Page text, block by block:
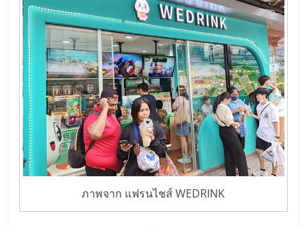
แฟ
ไชส์,
ศูนย์
รวม
แฟ
ไชส์
พร้อม
ทำเล
ภาพจาก แฟรนไชส์ WEDRINK